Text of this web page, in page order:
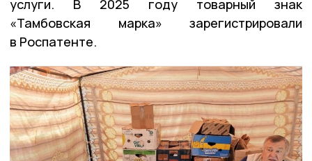
услуги. В 2025 году товарный знак
«Тамбовская марка» зарегистрировали
в Роспатенте.